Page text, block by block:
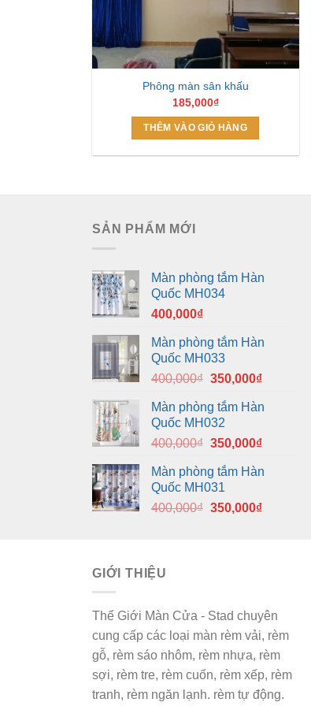
Phông màn sân khấu
185,000₫
THÊM VÀO GIỎ HÀNG
SẢN PHẨM MỚI
Màn phòng tắm Hàn
Quốc MH034
400,000₫
Màn phòng tắm Hàn
Quốc MH033
400,000₫ Giá
là:
400,000₫.
350,000₫Giá
tại
350,000₫.
Màn phòng tắm Hàn
Quốc MH032
400,000₫ Giá
là:
400,000₫.
350,000₫Giá
tại
350,000₫.
Màn phòng tắm Hàn
Quốc MH031
400,000₫ Giá
350,000₫Giá
GIỚI THIỆU
Thế Giới Màn Cửa - Stad chuyên
cung cấp các loại màn rèm vải, rèm
gỗ, rèm sáo nhôm, rèm nhựa, rèm
sợi, rèm tre, rèm cuốn, rèm xếp, rèm
tranh, rèm ngăn lạnh. rèm tự động.